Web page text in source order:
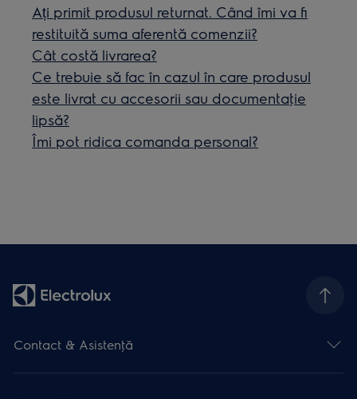
Ați primit produsul returnat. Când îmi va fi
restituită suma aferentă comenzii?
Cât costă livrarea?
Ce trebuie să fac în cazul în care produsul
este livrat cu accesorii sau documentaţie
lipsă?
Îmi pot ridica comanda personal?
Contact & Asistenţă